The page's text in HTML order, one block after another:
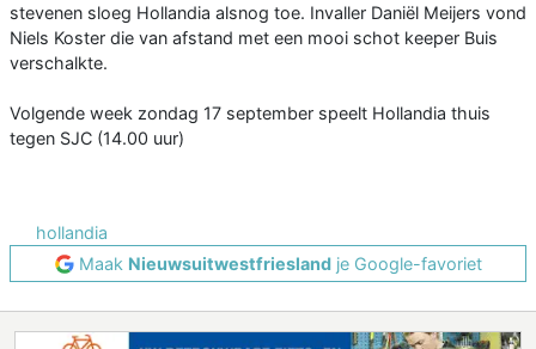
stevenen sloeg Hollandia alsnog toe. Invaller Daniël Meijers vond
Niels Koster die van afstand met een mooi schot keeper Buis
verschalkte.
Volgende week zondag 17 september speelt Hollandia thuis
tegen SJC (14.00 uur)
hollandia
Maak Nieuwsuitwestfrieslandje Google-favoriet